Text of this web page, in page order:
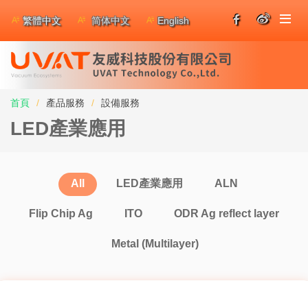
繁體中文 简体中文 English
首頁 產品服務 設備服務
LED產業應用
All LED產業應用 ALN
Flip Chip Ag ITO ODR Ag reflect layer
Metal (Multilayer)